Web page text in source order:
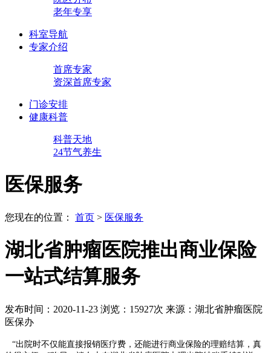
老年专享
科室导航
专家介绍
首席专家
资深首席专家
门诊安排
健康科普
科普天地
24节气养生
医保服务
您现在的位置： 首页 > 医保服务
湖北省肿瘤医院推出商业保险
一站式结算服务
发布时间：2020-11-23 浏览：15927次 来源：湖北省肿瘤医院
医保办
“出院时不仅能直接报销医疗费，还能进行商业保险的理赔结算，真